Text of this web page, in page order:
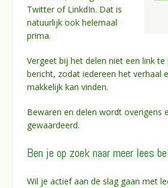
Twitter of LinkdIn. Dat is
natuurlijk ook helemaal
prima.
Vergeet bij het delen niet een link
bericht, zodat iedereen het verhaal
makkelijk kan vinden.
Bewaren en delen wordt overigens
gewaardeerd.
Ben je op zoek naar meer lees
Wil je actief aan de slag gaan met